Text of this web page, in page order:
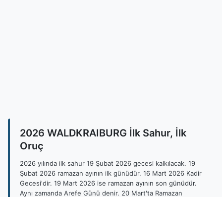
2026 WALDKRAIBURG İlk Sahur, İlk
Oruç
2026 yılında ilk sahur 19 Şubat 2026 gecesi kalkılacak. 19
Şubat 2026 ramazan ayının ilk günüdür. 16 Mart 2026 Kadir
Gecesi'dir. 19 Mart 2026 ise ramazan ayının son günüdür.
Aynı zamanda Arefe Günü denir. 20 Mart'ta Ramazan